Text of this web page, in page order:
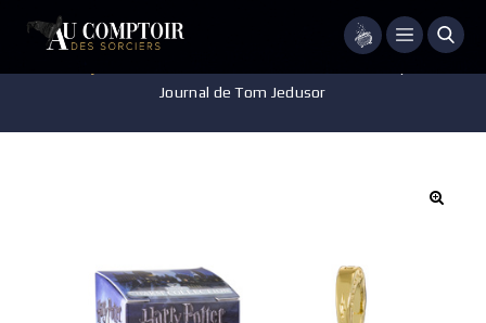
Menu
Journal de Tom Jedusor